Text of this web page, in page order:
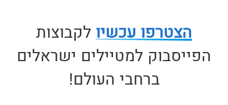
הצטרפו עכשיו לקבוצות
הפייסבוק למטיילים ישראלים
ברחבי העולם!